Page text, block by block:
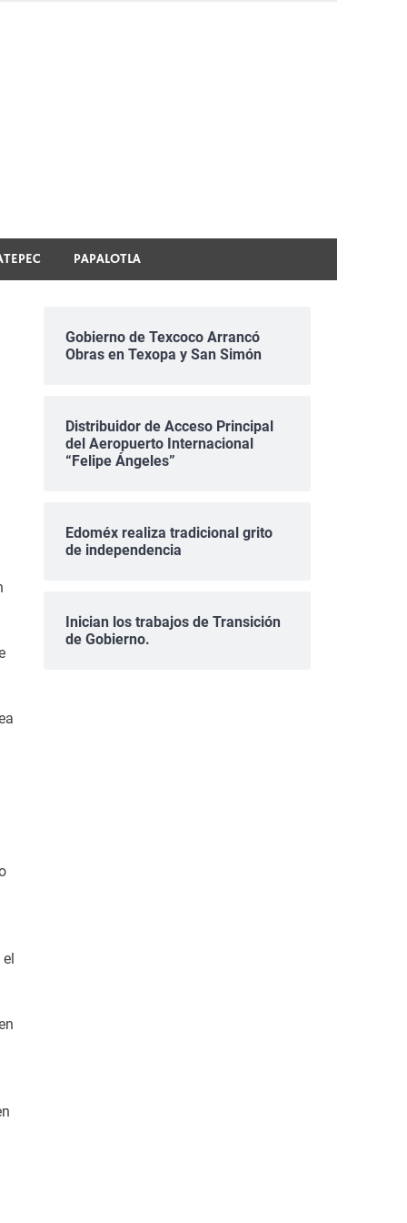
PAPALOTLA
Gobierno de Texcoco Arrancó
Obras en Texopa y San Simón
Distribuidor de Acceso Principal
del Aeropuerto Internacional
“Felipe Ángeles”
Edoméx realiza tradicional grito
de independencia
Inician los trabajos de Transición
de Gobierno.